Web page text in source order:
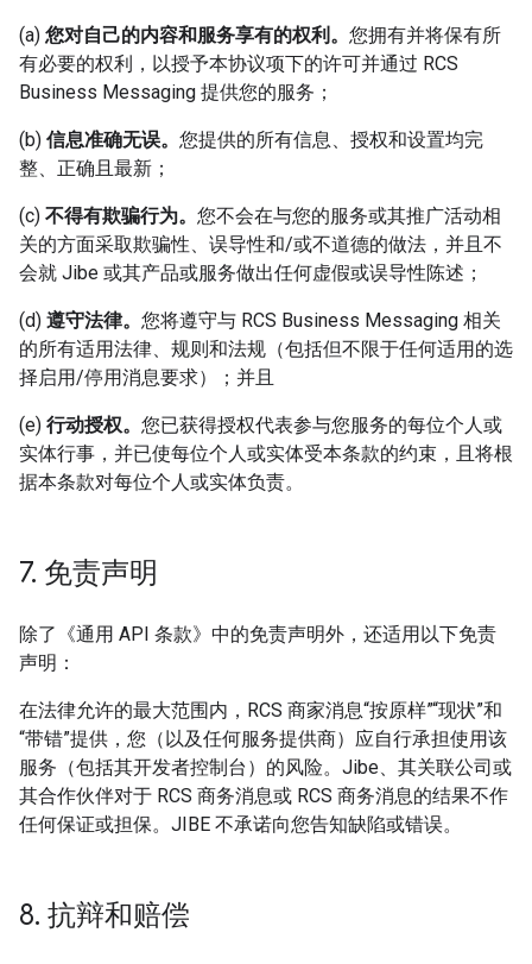
(a) 您对自己的内容和服务享有的权利。 您拥有并将保有所
有必要的权利，以授予本协议项下的许可并通过 RCS
Business Messaging 提供您的服务；
(b) 信息准确无误。 您提供的所有信息、授权和设置均完
整、正确且最新；
(c) 不得有欺骗行为。 您不会在与您的服务或其推广活动相
关的方面采取欺骗性、误导性和/或不道德的做法，并且不
会就 Jibe 或其产品或服务做出任何虚假或误导性陈述；
(d) 遵守法律。 您将遵守与 RCS Business Messaging 相关
的所有适用法律、规则和法规（包括但不限于任何适用的选
择启用/停用消息要求）；并且
(e) 行动授权。 您已获得授权代表参与您服务的每位个人或
实体行事，并已使每位个人或实体受本条款的约束，且将根
据本条款对每位个人或实体负责。
7. 免责声明
除了《通用 API 条款》中的免责声明外，还适用以下免责
声明：
在法律允许的最大范围内，RCS 商家消息“按原样”“现状”和
“带错”提供，您（以及任何服务提供商）应自行承担使用该
服务（包括其开发者控制台）的风险。Jibe、其关联公司或
其合作伙伴对于 RCS 商务消息或 RCS 商务消息的结果不作
任何保证或担保。JIBE 不承诺向您告知缺陷或错误。
8. 抗辩和赔偿